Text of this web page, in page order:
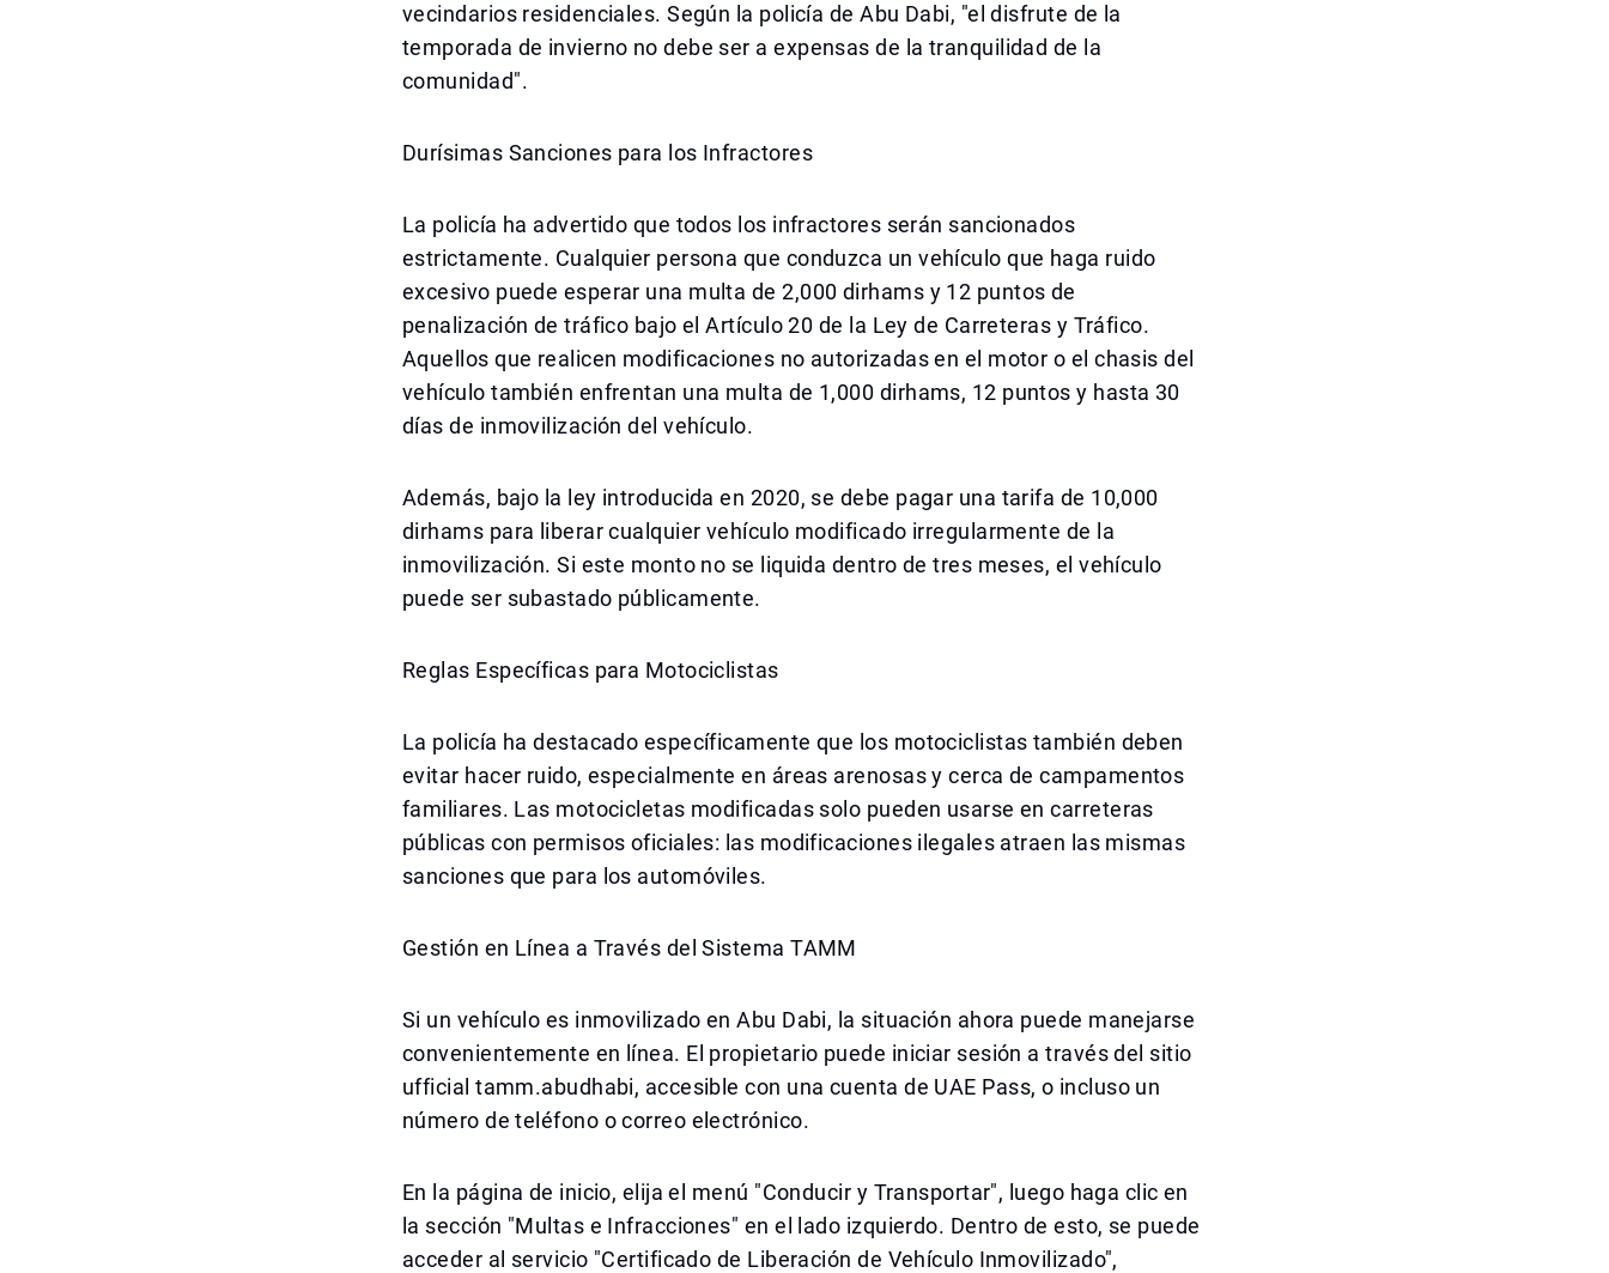
vecindarios residenciales. Según la policía de Abu Dabi, "el disfrute de la
temporada de invierno no debe ser a expensas de la tranquilidad de la
comunidad".
Durísimas Sanciones para los Infractores
La policía ha advertido que todos los infractores serán sancionados
estrictamente. Cualquier persona que conduzca un vehículo que haga ruido
excesivo puede esperar una multa de 2,000 dirhams y 12 puntos de
penalización de tráfico bajo el Artículo 20 de la Ley de Carreteras y Tráfico.
Aquellos que realicen modificaciones no autorizadas en el motor o el chasis del
vehículo también enfrentan una multa de 1,000 dirhams, 12 puntos y hasta 30
días de inmovilización del vehículo.
Además, bajo la ley introducida en 2020, se debe pagar una tarifa de 10,000
dirhams para liberar cualquier vehículo modificado irregularmente de la
inmovilización. Si este monto no se liquida dentro de tres meses, el vehículo
puede ser subastado públicamente.
Reglas Específicas para Motociclistas
La policía ha destacado específicamente que los motociclistas también deben
evitar hacer ruido, especialmente en áreas arenosas y cerca de campamentos
familiares. Las motocicletas modificadas solo pueden usarse en carreteras
públicas con permisos oficiales: las modificaciones ilegales atraen las mismas
sanciones que para los automóviles.
Gestión en Línea a Través del Sistema TAMM
Si un vehículo es inmovilizado en Abu Dabi, la situación ahora puede manejarse
convenientemente en línea. El propietario puede iniciar sesión a través del sitio
ufficial tamm.abudhabi, accesible con una cuenta de UAE Pass, o incluso un
número de teléfono o correo electrónico.
En la página de inicio, elija el menú "Conducir y Transportar", luego haga clic en
la sección "Multas e Infracciones" en el lado izquierdo. Dentro de esto, se puede
acceder al servicio "Certificado de Liberación de Vehículo Inmovilizado",